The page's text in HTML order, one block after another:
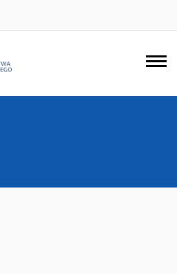
w Krakowie
Nowym Sączu
w Tarnowie